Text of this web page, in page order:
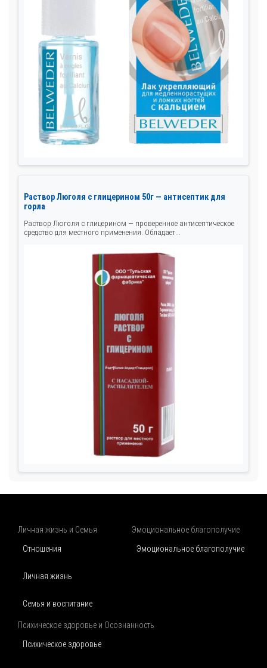
Раствор Люголя с глицерином 50г — антисептик для
горла
Раствор Люголя с глицерином — проверенное антисептическое
средство для местного применения. Обладает...
Личная жизнь и Семья
Отношения
Личная жизнь
Семья и воспитание
Эмоциональное благополучие
Эмоциональное благополучие
Психическое здоровье и Осознанность
Психическое здоровье